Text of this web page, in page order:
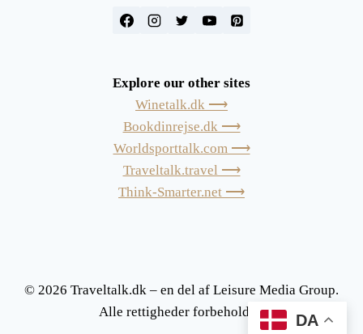
Explore our other sites
Winetalk.dk ⟶
Bookdinrejse.dk ⟶
Worldsporttalk.com ⟶
Traveltalk.travel ⟶
Think-Smarter.net ⟶
© 2026 Traveltalk.dk – en del af Leisure Media Group.
Alle rettigheder forbeholdes.
DA